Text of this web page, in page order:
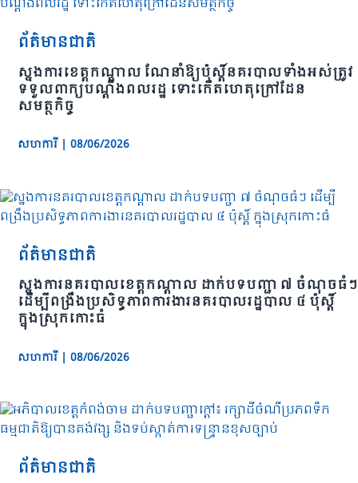
ព័ត៌មានជាតិ
ស្នងការខេត្តកណ្តាល ណែនាំឱ្យប៉ុស្តិ៍នគរបាលទាំងអស់ត្រូវ
ទទួលពាក្យបណ្តឹងពលរដ្ឋ ទោះកើតហេតុក្រៅដែន
សមត្ថកិច្ច
សហការី | 08/06/2026
ព័ត៌មានជាតិ
ស្នងការនគរបាលខេត្តកណ្ដាល ដាក់បទបញ្ជា ៧ ចំណុចធំៗ
ដើម្បីពង្រឹងប្រសិទ្ធភាពការងារនគរបាលរដ្ឋបាល ៤ ប៉ុស្តិ៍
ក្នុងស្រុកកោះធំ
សហការី | 08/06/2026
ព័ត៌មានជាតិ